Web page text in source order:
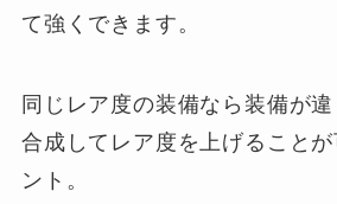
て強くできます。
同じレア度の装備なら装備が
合成してレア度を上げること
ント。